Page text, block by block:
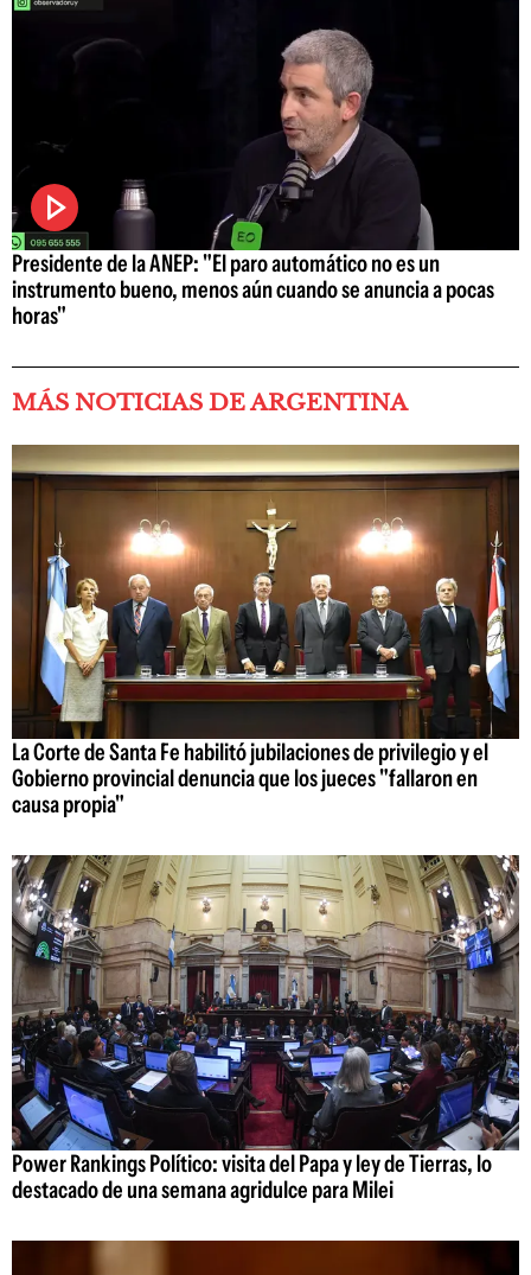
Presidente de la ANEP: "El paro automático no es un
instrumento bueno, menos aún cuando se anuncia a pocas
horas"
MÁS NOTICIAS DE ARGENTINA
La Corte de Santa Fe habilitó jubilaciones de privilegio y el
Gobierno provincial denuncia que los jueces "fallaron en
causa propia"
Power Rankings Político: visita del Papa y ley de Tierras, lo
destacado de una semana agridulce para Milei